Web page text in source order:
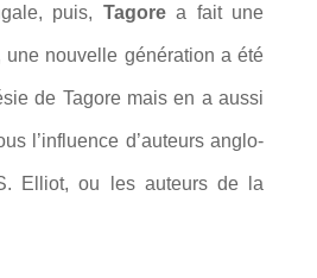
puis, Tagorea fait une
une nouvelle génération a été
de Tagore mais en a aussi
l’influence d’auteurs anglo-
Elliot, ou les auteurs de la